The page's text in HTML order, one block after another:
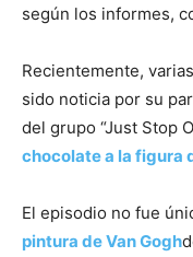
según los informes,
Recientemente,
sido noticia por su
del grupo “Just Stop
chocolate a la figura
El episodio no fue
pintura de Van Gogh